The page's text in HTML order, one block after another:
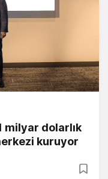
milyar dolarlık
kuruyor